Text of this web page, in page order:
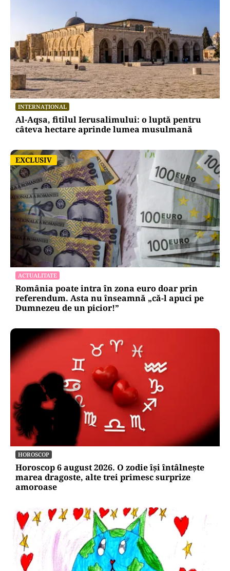
INTERNAȚIONAL
Al-Aqsa, fitilul Ierusalimului: o luptă pentru
câteva hectare aprinde lumea musulmană
EXCLUSIV
EXCLUSIV
ACTUALITATE
România poate intra în zona euro doar prin
referendum. Asta nu înseamnă „că-l apuci pe
Dumnezeu de un picior!”
HOROSCOP
Horoscop 6 august 2026. O zodie își întâlnește
marea dragoste, alte trei primesc surprize
amoroase